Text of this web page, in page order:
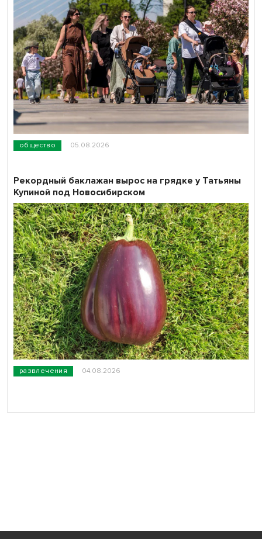
общество 05.08.2026
развлечения 04.08.2026
Рекордный баклажан вырос на грядке у Татьяны
Купиной под Новосибирском